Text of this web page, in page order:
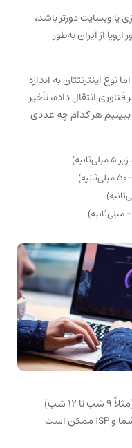
یا وبسایت دورتر باشد،
از ایران به‌طور
نوع اینترنتتان به اندازه
انتقال داده، تأخیر
هر کدام چه عددی
ساعات پیک مصرف (مثلاً ۹ شب تا ۱۲ شب)
همه از اینترنت استفاده می‌کنند. روتر شما و ISP ممکن است